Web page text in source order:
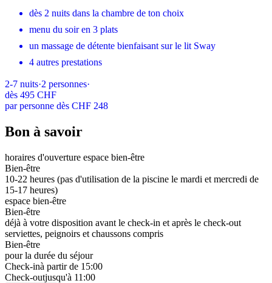
dès 2 nuits dans la chambre de ton choix
menu du soir en 3 plats
un massage de détente bienfaisant sur le lit Sway
4 autres prestations
2-7 nuits·2 personnes·
dès 495 CHF
par personne dès CHF 248
Bon à savoir
horaires d'ouverture espace bien-être
Bien-être
10-22 heures (pas d'utilisation de la piscine le mardi et mercredi de
15-17 heures)
espace bien-être
Bien-être
déjà à votre disposition avant le check-in et après le check-out
serviettes, peignoirs et chaussons compris
Bien-être
pour la durée du séjour
Check-inà partir de 15:00
Check-outjusqu'à 11:00